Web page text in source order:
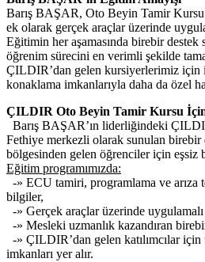
Barış BAŞAR, Oto Beyin Tamir
ek olarak gerçek araçlar üzerinde
Eğitimin her aşamasında birebir
öğrenim sürecini en verimli şekilde
ÇILDIR’dan gelen kursiyerlerimiz için
konaklama imkanlarıyla daha da özel
ÇILDIR Oto Beyin Tamir Kursu
Barış BAŞAR’ın liderliğindeki
Fethiye merkezli olarak sunulan
bölgesinden gelen öğrenciler için eşsiz
Eğitim programımızda:
-» ECU tamiri, programlama ve arıza
bilgiler,
-» Gerçek araçlar üzerinde uygulamalı
-» Mesleki uzmanlık kazandıran
-» ÇILDIR’dan gelen katılımcılar
imkanları yer alır.